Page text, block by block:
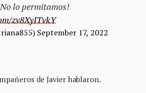
lo permitamos!
zv8XyITvkY
September 17, 2022
de Javier hablaron.